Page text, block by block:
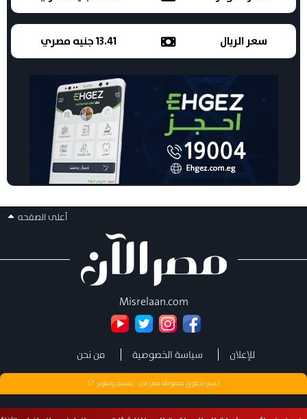
سعر الريال 13.41 جنيه مصري
أعلى الصفحه
Misrelaan.com
للإعلان سياسة الخصوصية من نحن
جميع الحقوق محفوظة مصر الان - تصميم وتطويرST